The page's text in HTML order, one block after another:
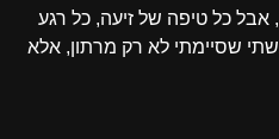
אבל כל טיפה של זיעה, כל רגע
שסיימתי לא רק מרתון, אלא